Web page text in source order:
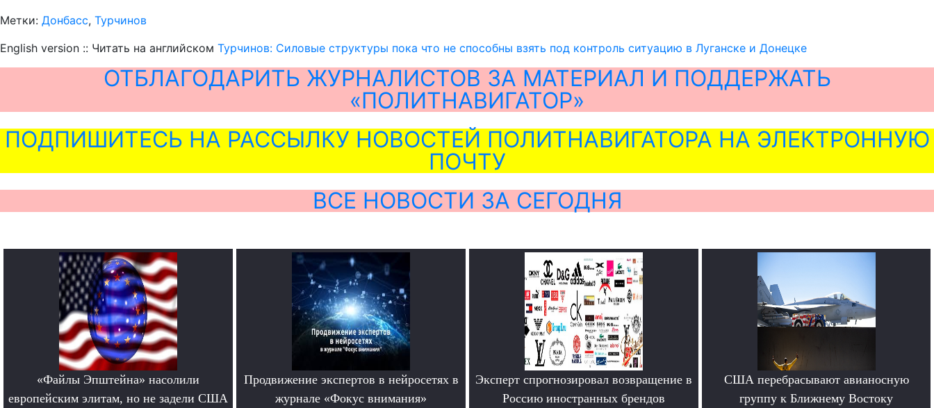
Метки: Донбасс, Турчинов
English version :: Читать на английском Турчинов: Силовые структуры пока что не способны взять под контроль ситуацию в Луганске и Донецке
ОТБЛАГОДАРИТЬ ЖУРНАЛИСТОВ ЗА МАТЕРИАЛ И ПОДДЕРЖАТЬ
«ПОЛИТНАВИГАТОР»
ПОДПИШИТЕСЬ НА РАССЫЛКУ НОВОСТЕЙ ПОЛИТНАВИГАТОРА НА ЭЛЕКТРОННУЮ
ПОЧТУ
ВСЕ НОВОСТИ ЗА СЕГОДНЯ
«Файлы Эпштейна» насолили
европейским элитам, но не задели США
Продвижение экспертов в нейросетях в
журнале «Фокус внимания»
Эксперт спрогнозировал возвращение в
Россию иностранных брендов
США перебрасывают авианосную
группу к Ближнему Востоку